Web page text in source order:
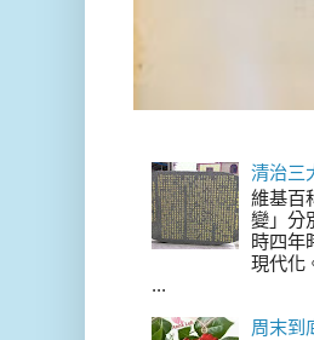
清治三
維基百
變」分
時四年
現代化
...
周末到